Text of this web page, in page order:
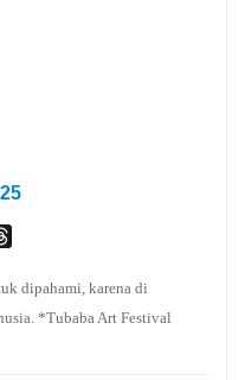
dipahami, karena di
*Tubaba Art Festival